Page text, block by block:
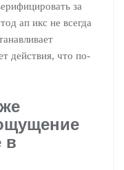
за
ап икс не всегда
действия, что по-
в